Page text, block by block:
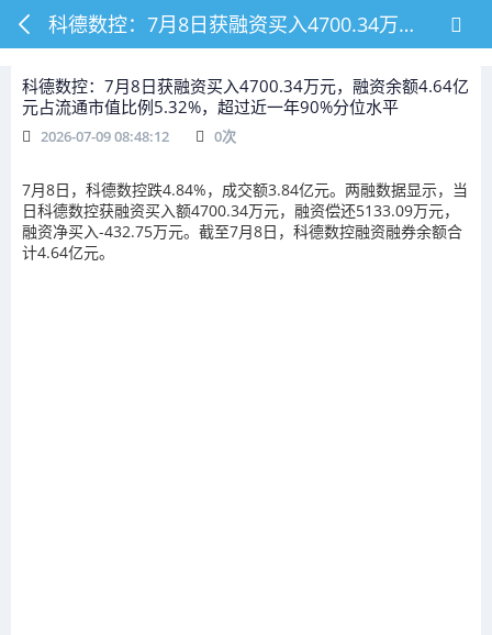
科德数控：7月8日获融资买入4700.34万元，融资余额4.64亿元占流通市值比例5.32%，超过近一年90%分位水平
科德数控：7月8日获融资买入4700.34万元，融资余额4.64亿
元占流通市值比例5.32%，超过近一年90%分位水平
2026-07-09 08:48:12 0次
7月8日，科德数控跌4.84%，成交额3.84亿元。两融数据显示，当
日科德数控获融资买入额4700.34万元，融资偿还5133.09万元，
融资净买入-432.75万元。截至7月8日，科德数控融资融券余额合
计4.64亿元。